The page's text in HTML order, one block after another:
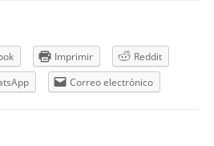
Imprimir
Reddit
Correo electrónico